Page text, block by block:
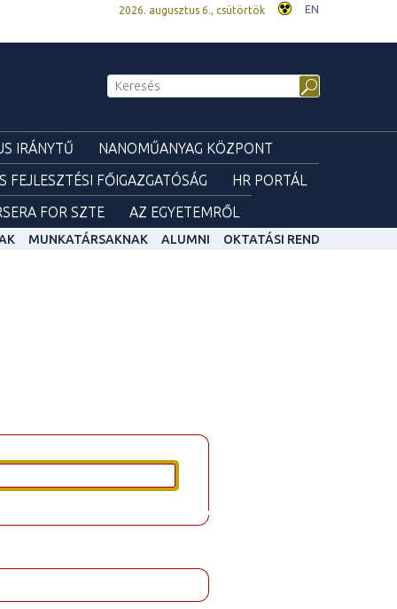
2026. augusztus 6., csütörtök EN
IRÁNYTŰ
NANOMŰANYAG KÖZPONT
FEJLESZTÉSI FŐIGAZGATÓSÁG
HR PORTÁL
FOR SZTE AZ EGYETEMRŐL
MUNKATÁRSAKNAK ALUMNI OKTATÁSI REND